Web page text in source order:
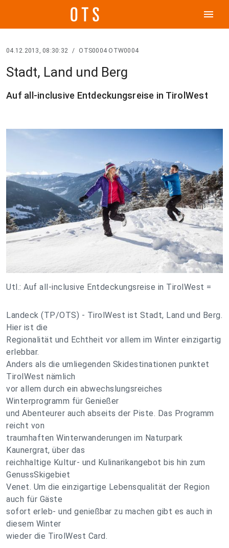
menu
04.12.2013, 08:30:32 / OTS0004 OTW0004
Stadt, Land und Berg
Auf all-inclusive Entdeckungsreise in TirolWest
Utl.: Auf all-inclusive Entdeckungsreise in TirolWest =
Landeck (TP/OTS) - TirolWest ist Stadt, Land und Berg.
Hier ist die
Regionalität und Echtheit vor allem im Winter einzigartig
erlebbar.
Anders als die umliegenden Skidestinationen punktet
TirolWest nämlich
vor allem durch ein abwechslungsreiches
Winterprogramm für Genießer
und Abenteurer auch abseits der Piste. Das Programm
reicht von
traumhaften Winterwanderungen im Naturpark
Kaunergrat, über das
reichhaltige Kultur- und Kulinarikangebot bis hin zum
GenussSkigebiet
Venet. Um die einzigartige Lebensqualität der Region
auch für Gäste
sofort erleb- und genießbar zu machen gibt es auch in
diesem Winter
wieder die TirolWest Card.